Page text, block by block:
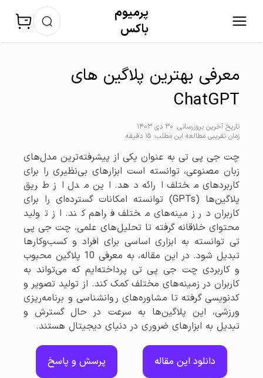
پرمیوم‌
باکس
معرفی بهترین پلاگین های
ChatGPT
تاریخ آخرین بروزرسانی: 30 دی 1403
زمان تقریبی مطالعه این مطلب: 15 دقیقه
چت جی پی تی به عنوان یکی از پیشرفته‌ترین مدل‌های
زبان مصنوعی، توانسته است ابزارهای بی‌نظیری را برای
کاربردهای مختلف ارائه دهد. این مدل از طریق
پلاگین‌ها (GPTs) توانسته امکانات گسترده‌ای را برای
کاربران در زمینه‌های مختلف فراهم کند. از تولید
محتوای خلاقانه گرفته تا تحلیل‌های علمی، چت جی پی
تی توانسته به ابزاری اساسی برای افراد و کسب‌وکارها
تبدیل شود. در این مقاله، به معرفی 10 پلاگین محبوب
و کاربردی چت جی پی تی پرداخته‌ایم که می‌تواند به
کاربران در زمینه‌های مختلف کمک کند. از تولید تصویر و
کدنویسی گرفته تا مشاوره‌های روانشناسی و برنامه‌ریزی
ورزشی، این پلاگین‌ها به سرعت در حال گسترش و
تبدیل به ابزارهای ضروری در دنیای دیجیتال هستند.
دانلود این مقاله پرسش و پاسخ